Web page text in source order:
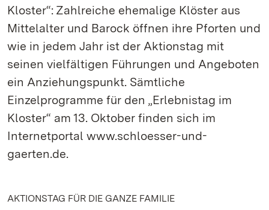
Kloster“: Zahlreiche ehemalige Klöster aus
Mittelalter und Barock öffnen ihre Pforten und
wie in jedem Jahr ist der Aktionstag mit
seinen vielfältigen Führungen und Angeboten
ein Anziehungspunkt. Sämtliche
Einzelprogramme für den „Erlebnistag im
Kloster“ am 13. Oktober finden sich im
Internetportal www.schloesser-und-
gaerten.de.
AKTIONSTAG FÜR DIE GANZE FAMILIE